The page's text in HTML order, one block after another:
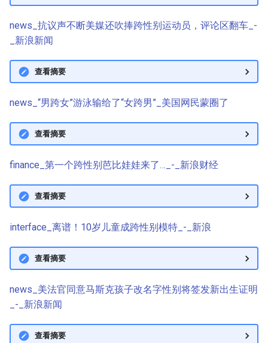
news_抗议声不断美媒还吹捧跨性别运动员，评论区翻车_-
_新浪新闻
查看摘要
news_“男跨女”游泳输给了“女跨男”_美国网民蒙圈了
查看摘要
finance_第一个跨性别芭比娃娃来了…_-_新浪财经
查看摘要
interface_离谱！10岁儿童成跨性别模特_-_新浪
查看摘要
news_美法官同意马斯克孩子改名字性别将签发新出生证明
_-_新浪新闻
查看摘要